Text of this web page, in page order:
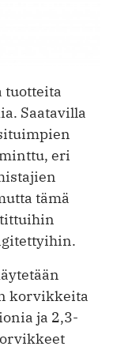
tuotteita
Saatavilla
eri
tämä
korvikkeita
ja 2,3-